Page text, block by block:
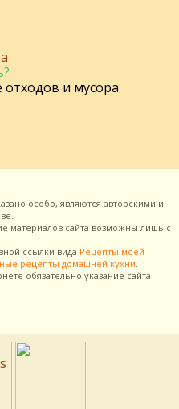
отходов и мусора
особо, являются авторскими и
материалов сайта возможны лишь с
ссылки вида Рецепты моей
рецепты домашней кухни.
обязательно указание сайта